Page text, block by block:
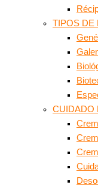
TIPOS DE
CUIDADO